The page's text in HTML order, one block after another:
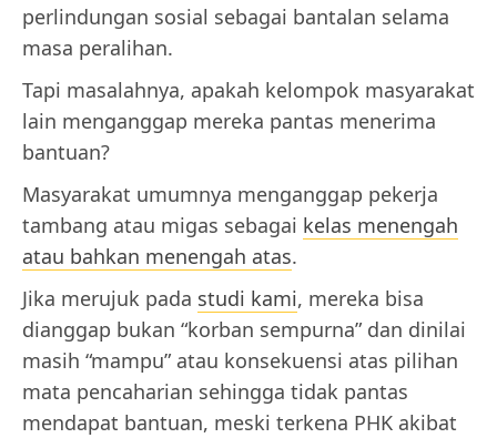
perlindungan sosial sebagai bantalan selama
masa peralihan.
Tapi masalahnya, apakah kelompok masyarakat
lain menganggap mereka pantas menerima
bantuan?
Masyarakat umumnya menganggap pekerja
tambang atau migas sebagai kelas menengah
atau bahkan menengah atas.
Jika merujuk pada studi kami, mereka bisa
dianggap bukan “korban sempurna” dan dinilai
masih “mampu” atau konsekuensi atas pilihan
mata pencaharian sehingga tidak pantas
mendapat bantuan, meski terkena PHK akibat